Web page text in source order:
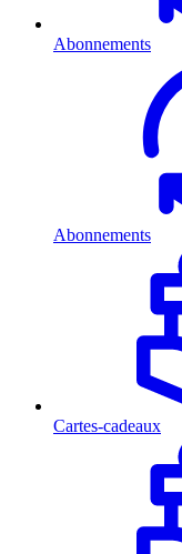
Abonnements
Abonnements
Cartes-cadeaux